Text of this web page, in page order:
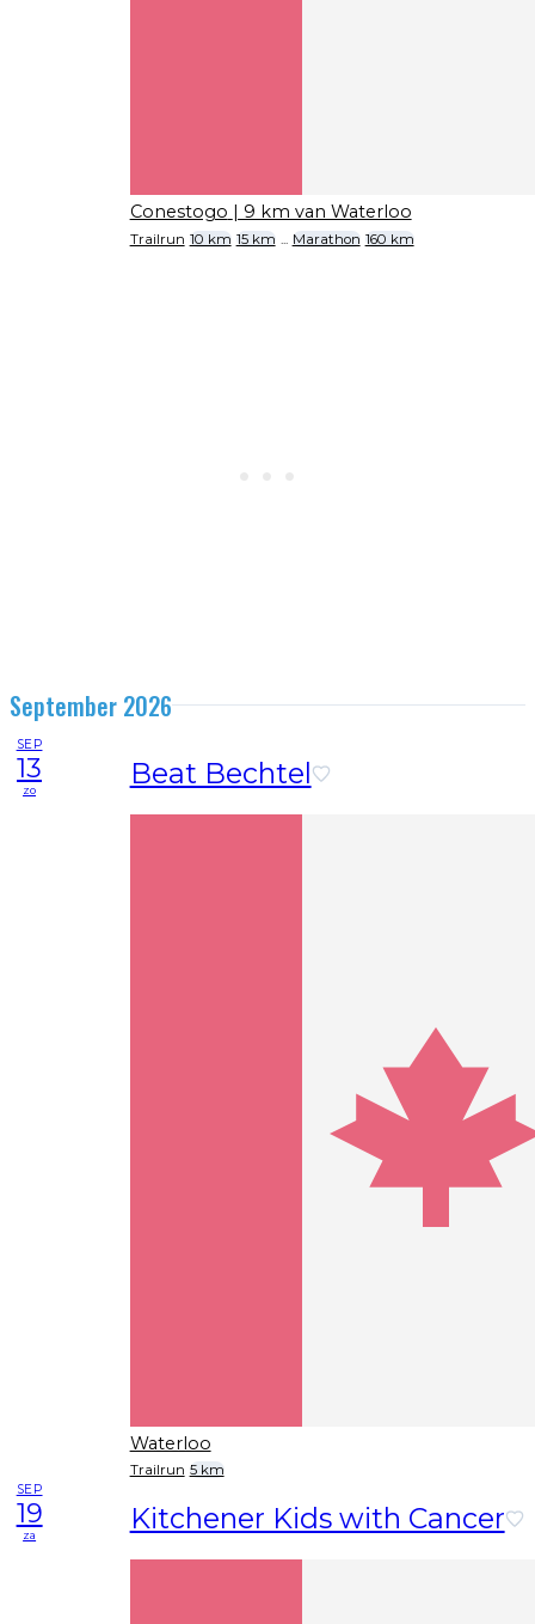
Conestogo | 9 km van Waterloo
Trailrun 10 km 15 km Marathon 160 km
September 2026
SEP
13
zo Beat Bechtel
Waterloo
Trailrun 5 km
SEP
19
za Kitchener Kids with Cancer